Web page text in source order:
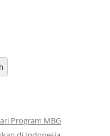
Program MBG